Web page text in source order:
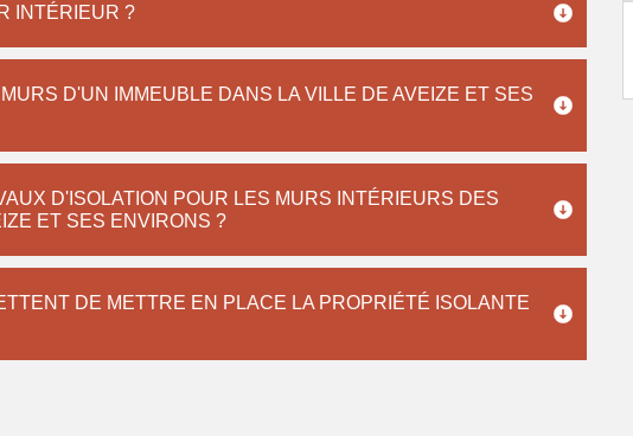
INTÉRIEUR ?
D'UN IMMEUBLE DANS LA VILLE DE AVEIZE ET SES
D'ISOLATION POUR LES MURS INTÉRIEURS DES
ET SES ENVIRONS ?
DE METTRE EN PLACE LA PROPRIÉTÉ ISOLANTE